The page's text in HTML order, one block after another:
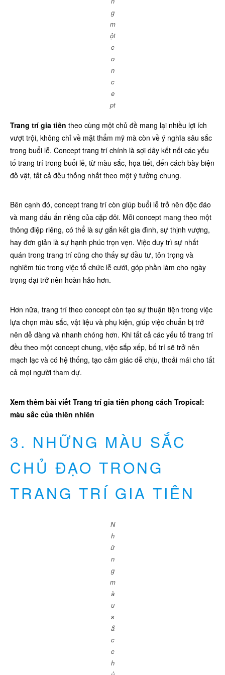
g
m
ột
c
o
n
c
e
pt
Trang trí gia tiên theo cùng một chủ đề mang lại nhiều lợi ích
vượt trội, không chỉ về mặt thẩm mỹ mà còn về ý nghĩa sâu sắc
trong buổi lễ. Concept trang trí chính là sợi dây kết nối các yếu
tố trang trí trong buổi lễ, từ màu sắc, họa tiết, đến cách bày biện
đồ vật, tất cả đều thống nhất theo một ý tưởng chung.
Bên cạnh đó, concept trang trí còn giúp buổi lễ trở nên độc đáo
và mang dấu ấn riêng của cặp đôi. Mỗi concept mang theo một
thông điệp riêng, có thể là sự gắn kết gia đình, sự thịnh vượng,
hay đơn giản là sự hạnh phúc trọn vẹn. Việc duy trì sự nhất
quán trong trang trí cũng cho thấy sự đầu tư, tôn trọng và
nghiêm túc trong việc tổ chức lễ cưới, góp phần làm cho ngày
trọng đại trở nên hoàn hảo hơn.
Hơn nữa, trang trí theo concept còn tạo sự thuận tiện trong việc
lựa chọn màu sắc, vật liệu và phụ kiện, giúp việc chuẩn bị trở
nên dễ dàng và nhanh chóng hơn. Khi tất cả các yếu tố trang trí
đều theo một concept chung, việc sắp xếp, bố trí sẽ trở nên
mạch lạc và có hệ thống, tạo cảm giác dễ chịu, thoải mái cho tất
cả mọi người tham dự.
Xem thêm bài viết Trang trí gia tiên phong cách Tropical:
màu sắc của thiên nhiên
3. NHỮNG MÀU SẮC
CHỦ ĐẠO TRONG
TRANG TRÍ GIA TIÊN
N
h
ữ
n
g
m
à
u
s
ắ
c
c
h